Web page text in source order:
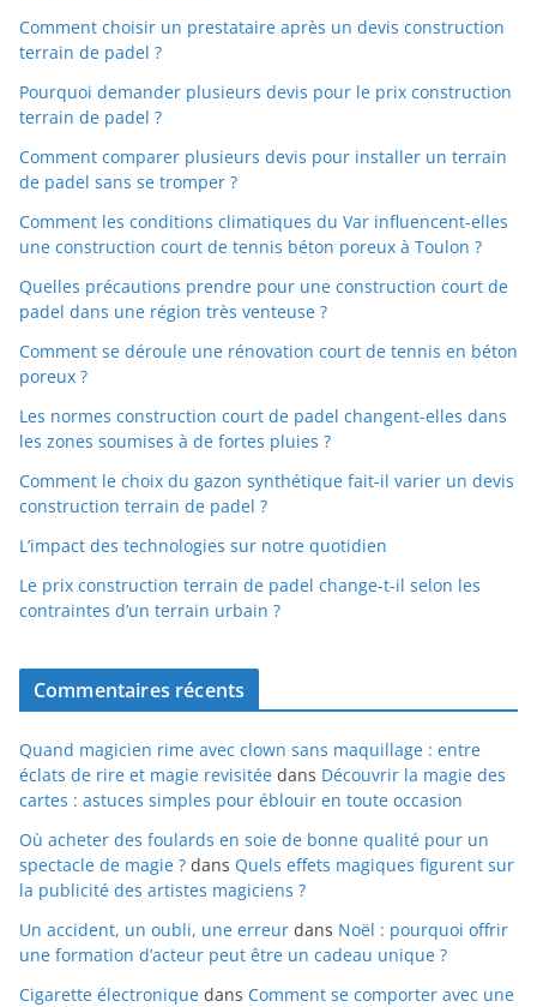
Comment choisir un prestataire après un devis construction
terrain de padel ?
Pourquoi demander plusieurs devis pour le prix construction
terrain de padel ?
Comment comparer plusieurs devis pour installer un terrain
de padel sans se tromper ?
Comment les conditions climatiques du Var influencent-elles
une construction court de tennis béton poreux à Toulon ?
Quelles précautions prendre pour une construction court de
padel dans une région très venteuse ?
Comment se déroule une rénovation court de tennis en béton
poreux ?
Les normes construction court de padel changent-elles dans
les zones soumises à de fortes pluies ?
Comment le choix du gazon synthétique fait-il varier un devis
construction terrain de padel ?
L’impact des technologies sur notre quotidien
Le prix construction terrain de padel change-t-il selon les
contraintes d’un terrain urbain ?
Commentaires récents
Quand magicien rime avec clown sans maquillage : entre
éclats de rire et magie revisitée dans Découvrir la magie des
cartes : astuces simples pour éblouir en toute occasion
Où acheter des foulards en soie de bonne qualité pour un
spectacle de magie ? dans Quels effets magiques figurent sur
la publicité des artistes magiciens ?
Un accident, un oubli, une erreur dans Noël : pourquoi offrir
une formation d’acteur peut être un cadeau unique ?
Cigarette électronique dans Comment se comporter avec une